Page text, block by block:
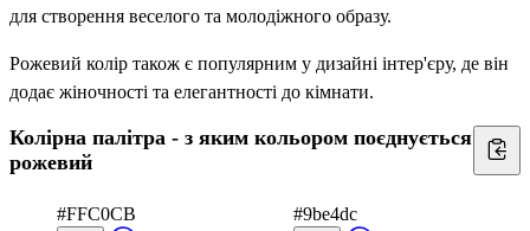
для створення веселого та молодіжного образу.
Рожевий колір також є популярним у дизайні інтер'єру, де він
додає жіночності та елегантності до кімнати.
Колірна палітра - з яким кольором поєднується
рожевий
#FFC0CB #9be4dc